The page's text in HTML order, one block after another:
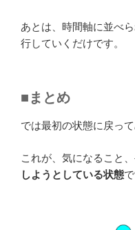
あとは、時間軸に並べ
行していくだけです。
■まとめ
では最初の状態に戻って
これが、気になること
しようとしている状態で